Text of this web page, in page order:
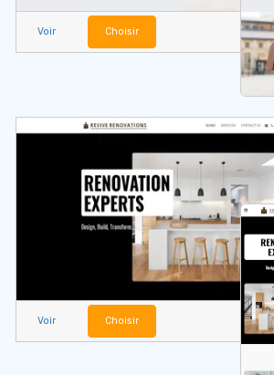
Voir Choisir
Voir Choisir